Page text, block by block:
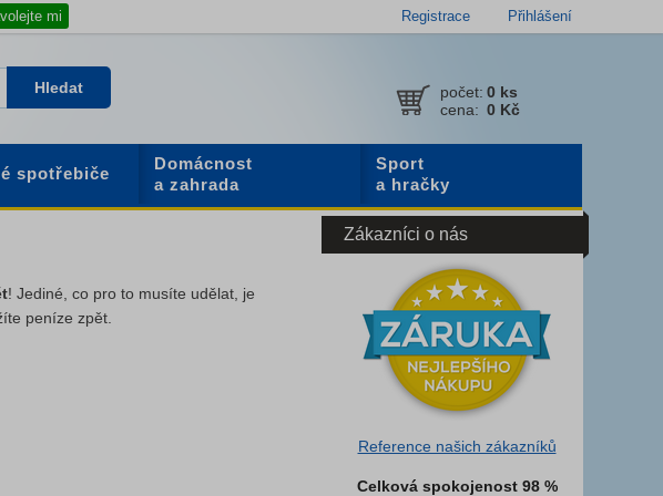
mi Registrace Přihlášení
počet: 0 ks
cena: 0 Kč
Hledat
spotřebiče
Domácnost
a zahrada
Sport
a hračky
! Jediné, co pro to musíte udělat, je
peníze zpět.
Zákazníci o nás
Reference našich zákazníků
Celková spokojenost 98 %